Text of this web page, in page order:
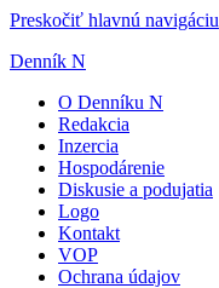
Preskočiť hlavnú navigáciu
Denník N
O Denníku N
Redakcia
Inzercia
Hospodárenie
Diskusie a podujatia
Logo
Kontakt
VOP
Ochrana údajov